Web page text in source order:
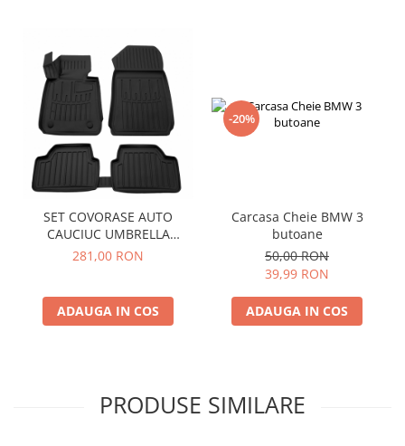
SET COVORASE AUTO
CAUCIUC UMBRELLA
PENTRU BMW 1 (E87) (2004-
281,00 RON
ADAUGA IN COS
-20%
Carcasa Cheie BMW 3
butoane
50,00 RON
39,99 RON
ADAUGA IN COS
PRODUSE SIMILARE